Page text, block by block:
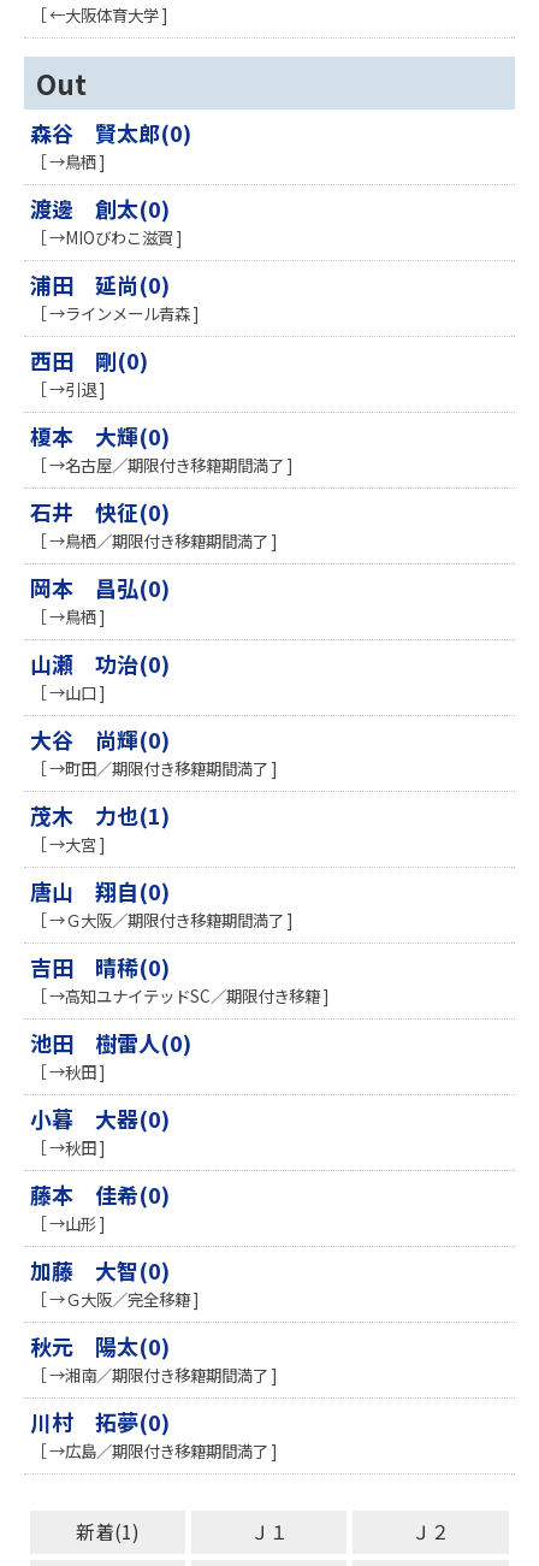
［ ←大阪体育大学 ]
Out
森谷 賢太郎(0)
［ →鳥栖 ]
渡邊 創太(0)
［ →MIOびわこ滋賀 ]
浦田 延尚(0)
［ →ラインメール青森 ]
西田 剛(0)
［ →引退 ]
榎本 大輝(0)
［ →名古屋／期限付き移籍期間満了 ]
石井 快征(0)
［ →鳥栖／期限付き移籍期間満了 ]
岡本 昌弘(0)
［ →鳥栖 ]
山瀬 功治(0)
［ →山口 ]
大谷 尚輝(0)
［ →町田／期限付き移籍期間満了 ]
茂木 力也(1)
［ →大宮 ]
唐山 翔自(0)
［ →Ｇ大阪／期限付き移籍期間満了 ]
吉田 晴稀(0)
［ →高知ユナイテッドSC／期限付き移籍 ]
池田 樹雷人(0)
［ →秋田 ]
小暮 大器(0)
［ →秋田 ]
藤本 佳希(0)
［ →山形 ]
加藤 大智(0)
［ →Ｇ大阪／完全移籍 ]
秋元 陽太(0)
［ →湘南／期限付き移籍期間満了 ]
川村 拓夢(0)
［ →広島／期限付き移籍期間満了 ]
新着(1) Ｊ１
Ｊ２